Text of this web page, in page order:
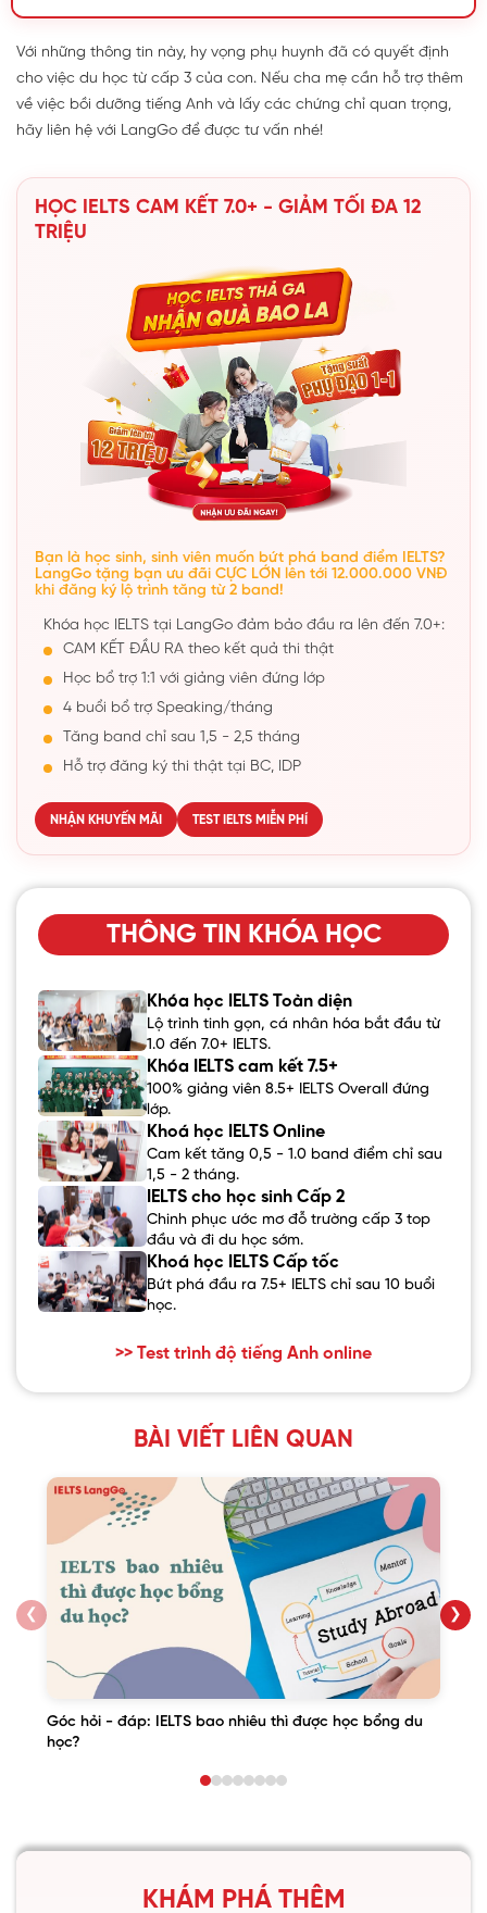
Với những thông tin này, hy vọng phụ huynh đã có quyết định
cho việc du học từ cấp 3 của con. Nếu cha mẹ cần hỗ trợ thêm
về việc bồi dưỡng tiếng Anh và lấy các chứng chỉ quan trọng,
hãy liên hệ với LangGo để được tư vấn nhé!
HỌC IELTS CAM KẾT 7.0+ - GIẢM TỐI ĐA 12
TRIỆU
Bạn là học sinh, sinh viên muốn bứt phá band điểm IELTS?
LangGo tặng bạn ưu đãi CỰC LỚN lên tới 12.000.000 VNĐ
khi đăng ký lộ trình tăng từ 2 band!
Khóa học IELTS tại LangGo đảm bảo đầu ra lên đến 7.0+:
CAM KẾT ĐẦU RA theo kết quả thi thật
Học bổ trợ 1:1 với giảng viên đứng lớp
4 buổi bổ trợ Speaking/tháng
Tăng band chỉ sau 1,5 - 2,5 tháng
Hỗ trợ đăng ký thi thật tại BC, IDP
NHẬN KHUYẾN MÃI TEST IELTS MIỄN PHÍ
THÔNG TIN KHÓA HỌC
Khóa học IELTS Toàn diện
Lộ trình tinh gọn, cá nhân hóa bắt đầu từ
1.0 đến 7.0+ IELTS.
Khóa IELTS cam kết 7.5+
100% giảng viên 8.5+ IELTS Overall đứng
lớp.
Khoá học IELTS Online
Cam kết tăng 0,5 - 1.0 band điểm chỉ sau
1,5 - 2 tháng.
IELTS cho học sinh Cấp 2
Chinh phục ước mơ đỗ trường cấp 3 top
đầu và đi du học sớm.
Khoá học IELTS Cấp tốc
Bứt phá đầu ra 7.5+ IELTS chỉ sau 10 buổi
học.
>> Test trình độ tiếng Anh online
BÀI VIẾT LIÊN QUAN
❮
Góc hỏi - đáp: IELTS bao nhiêu thì được học bổng du
học?
❯
KHÁM PHÁ THÊM